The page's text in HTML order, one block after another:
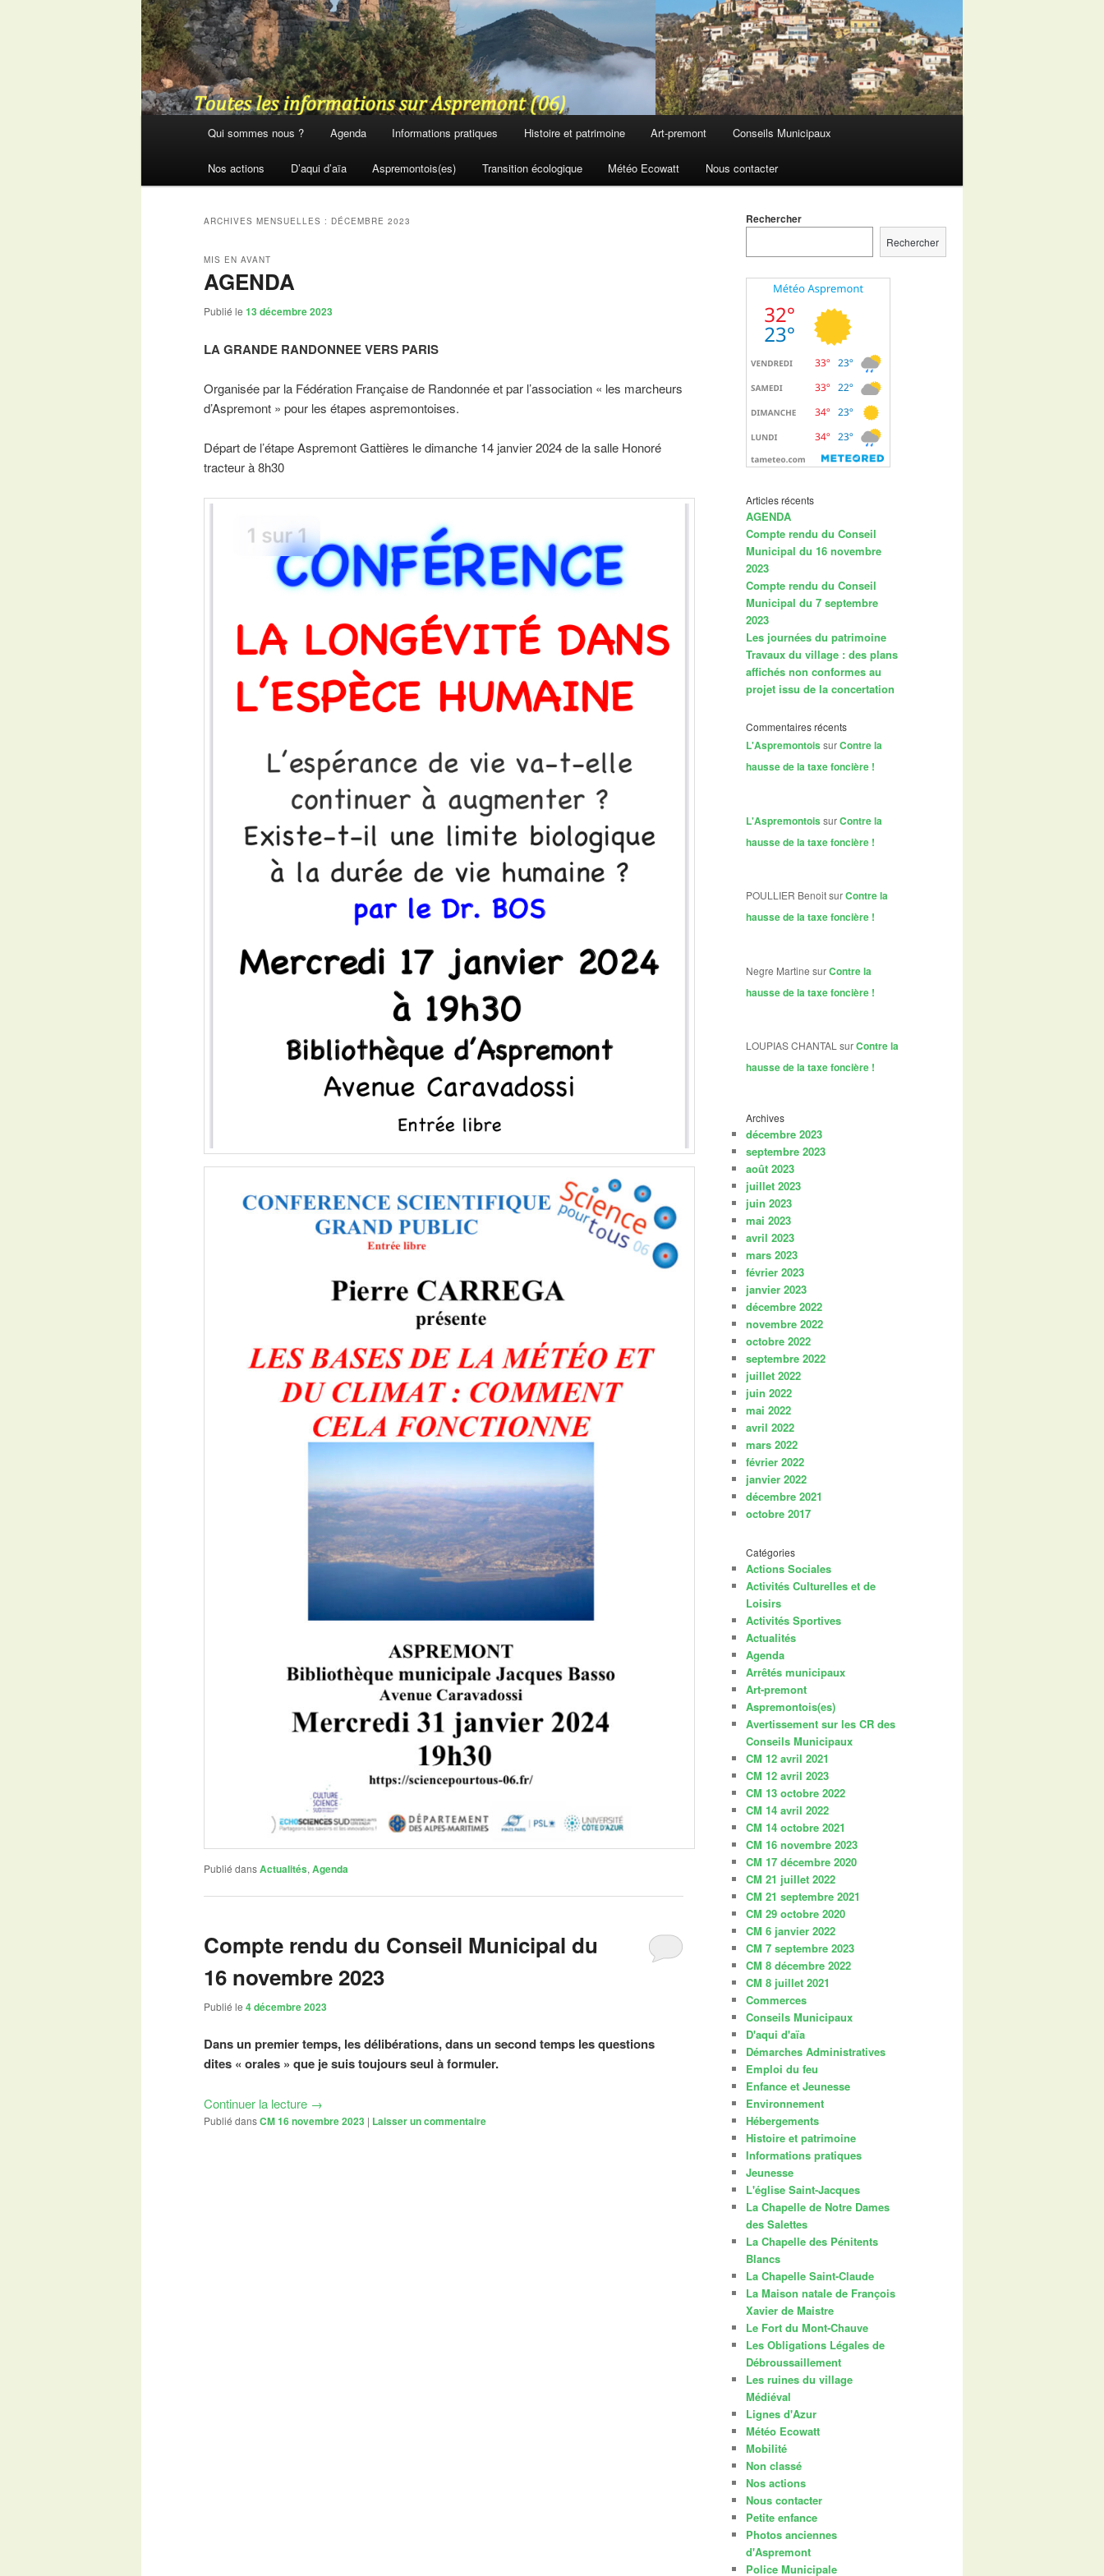
Qui sommes nous ? Agenda Informations pratiques Histoire et patrimoine Art-premont Conseils Municipaux
Nos actions D’aqui d’aïa Aspremontois(es) Transition écologique Météo Ecowatt Nous contacter
ARCHIVES MENSUELLES : DÉCEMBRE 2023
AGENDA
MIS EN AVANT
Publié le 13 décembre 2023
LA GRANDE RANDONNEE VERS PARIS
Organisée par la Fédération Française de Randonnée et par l’association « les marcheurs
d’Aspremont » pour les étapes aspremontoises.
Départ de l’étape Aspremont Gattières le dimanche 14 janvier 2024 de la salle Honoré
tracteur à 8h30
Publié dansActualités, Agenda
Compte rendu du Conseil Municipal du
16 novembre 2023
Publié le 4 décembre 2023
Dans un premier temps, les délibérations, dans un second temps les questions
dites « orales » que je suis toujours seul à formuler.
Continuer la lecture →
Publié dansCM 16 novembre 2023 | Laisser un commentaire
Rechercher
Rechercher
Articles récents
AGENDA
Compte rendu du Conseil
Municipal du 16 novembre
2023
Compte rendu du Conseil
Municipal du 7 septembre
2023
Les journées du patrimoine
Travaux du village : des plans
affichés non conformes au
projet issu de la concertation
Commentaires récents
L'Aspremontois surContre la
hausse de la taxe foncière !
L'Aspremontois surContre la
hausse de la taxe foncière !
POULLIER BenoitsurContre la
hausse de la taxe foncière !
Negre Martine surContre la
hausse de la taxe foncière !
LOUPIAS CHANTAL surContre la
hausse de la taxe foncière !
Archives
décembre 2023
septembre 2023
août 2023
juillet 2023
juin 2023
mai 2023
avril 2023
mars 2023
février 2023
janvier 2023
décembre 2022
novembre 2022
octobre 2022
septembre 2022
juillet 2022
juin 2022
mai 2022
avril 2022
mars 2022
février 2022
janvier 2022
décembre 2021
octobre 2017
Catégories
Actions Sociales
Activités Culturelles et de
Loisirs
Activités Sportives
Actualités
Agenda
Arrêtés municipaux
Art-premont
Aspremontois(es)
Avertissement sur les CR des
Conseils Municipaux
CM 12 avril 2021
CM 12 avril 2023
CM 13 octobre 2022
CM 14 avril 2022
CM 14 octobre 2021
CM 16 novembre 2023
CM 17 décembre 2020
CM 21 juillet 2022
CM 21 septembre 2021
CM 29 octobre 2020
CM 6 janvier 2022
CM 7 septembre 2023
CM 8 décembre 2022
CM 8 juillet 2021
Commerces
Conseils Municipaux
D'aqui d'aïa
Démarches Administratives
Emploi du feu
Enfance et Jeunesse
Environnement
Hébergements
Histoire et patrimoine
Informations pratiques
Jeunesse
L'église Saint-Jacques
La Chapelle de Notre Dames
des Salettes
La Chapelle des Pénitents
Blancs
La Chapelle Saint-Claude
La Maison natale de François
Xavier de Maistre
Le Fort du Mont-Chauve
Les Obligations Légales de
Débroussaillement
Les ruines du village
Médiéval
Lignes d'Azur
Météo Ecowatt
Mobilité
Non classé
Nos actions
Nous contacter
Petite enfance
Photos anciennes
d'Aspremont
Police Municipale